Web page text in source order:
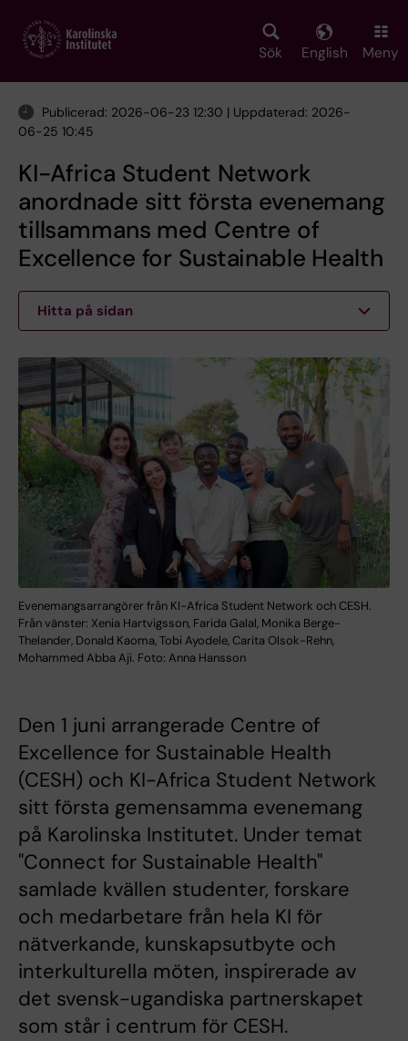
main
Sök English Meny
Publicerad: 2026-06-23 12:30 | Uppdaterad: 2026-
06-25 10:45
KI-Africa Student Network
anordnade sitt första evenemang
tillsammans med Centre of
Excellence for Sustainable Health
Hitta på sidan
Evenemangsarrangörer från KI-Africa Student Network och CESH.
Från vänster: Xenia Hartvigsson, Farida Galal, Monika Berge-
Thelander, Donald Kaoma, Tobi Ayodele, Carita Olsok-Rehn,
Mohammed Abba Aji. Foto: Anna Hansson
Den 1 juni arrangerade Centre of
Excellence for Sustainable Health
(CESH) och KI-Africa Student Network
sitt första gemensamma evenemang
på Karolinska Institutet. Under temat
"Connect for Sustainable Health"
samlade kvällen studenter, forskare
och medarbetare från hela KI för
nätverkande, kunskapsutbyte och
interkulturella möten, inspirerade av
det svensk-ugandiska partnerskapet
som står i centrum för CESH.